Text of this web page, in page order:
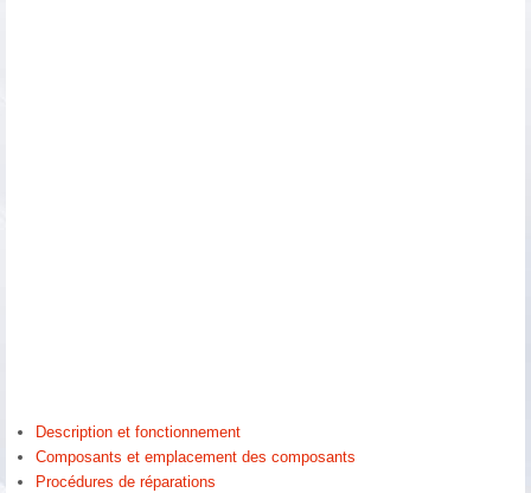
Description et fonctionnement
Composants et emplacement des composants
Procédures de réparations